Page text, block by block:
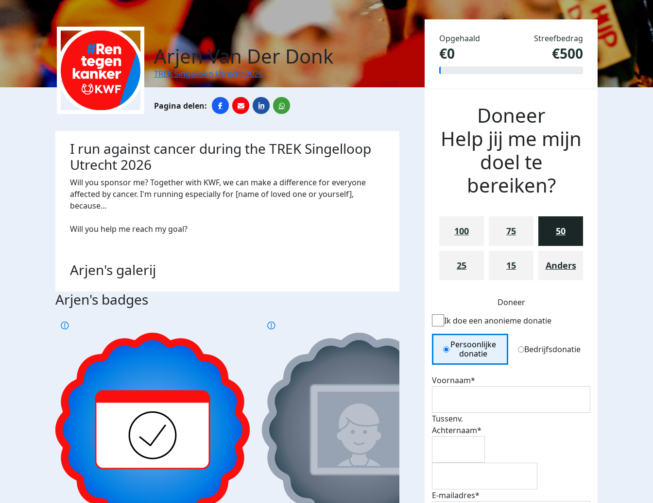
Arjen Van Der Donk
TREK Singelloop Utrecht 2026
I run against cancer during the TREK Singelloop
Utrecht 2026
Will you sponsor me? Together with KWF, we can make a difference for everyone
affected by cancer. I'm running especially for [name of loved one or yourself],
because...
Will you help me reach my goal?
Arjen's galerij
Arjen's badges
Opgehaald
€0
Streefbedrag
€500
Doneer
Help jij me mijn
doel te
bereiken?
100 75 50
25 15 Anders
Doneer
Ik doe een anonieme donatie
Donation Type
Persoonlijke
donatie
Bedrijfsdonatie
Voornaam*
Tussenv.
Achternaam*
E-mailadres*